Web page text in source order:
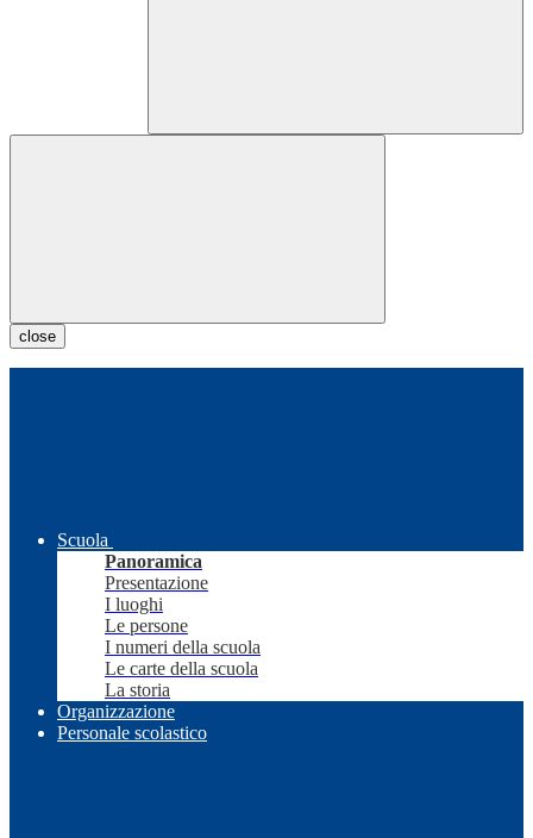
close
Scuola
Panoramica
Presentazione
I luoghi
Le persone
I numeri della scuola
Le carte della scuola
La storia
Organizzazione
Personale scolastico